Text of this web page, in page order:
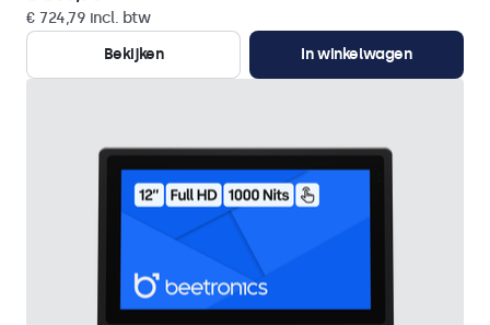
€ 724,79 incl. btw
Bekijken
In winkelwagen